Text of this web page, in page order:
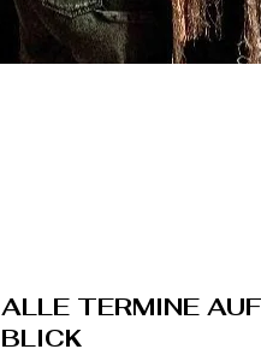
ALLE TERMINE
BLICK